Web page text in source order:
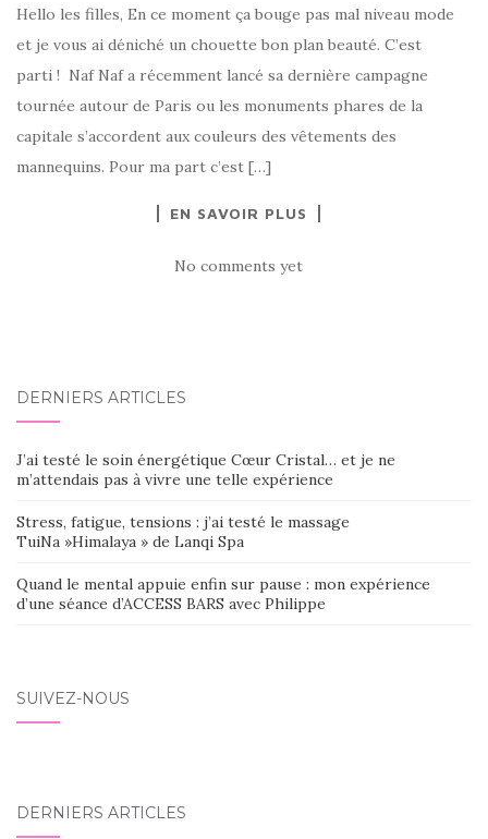
Hello les filles, En ce moment ça bouge pas mal niveau mode
et je vous ai déniché un chouette bon plan beauté. C’est
parti ! Naf Naf a récemment lancé sa dernière campagne
tournée autour de Paris ou les monuments phares de la
capitale s’accordent aux couleurs des vêtements des
mannequins. Pour ma part c’est […]
EN SAVOIR PLUS
No comments yet
DERNIERS ARTICLES
J’ai testé le soin énergétique Cœur Cristal… et je ne
m’attendais pas à vivre une telle expérience
Stress, fatigue, tensions : j’ai testé le massage
TuiNa »Himalaya » de Lanqi Spa
Quand le mental appuie enfin sur pause : mon expérience
d’une séance d’ACCESS BARS avec Philippe
SUIVEZ-NOUS
DERNIERS ARTICLES